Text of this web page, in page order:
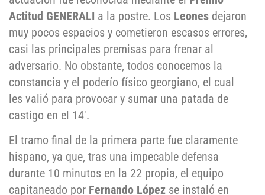
Actitud GENERALI a la postre. Los Leones dejaron
muy pocos espacios y cometieron escasos errores,
casi las principales premisas para frenar al
adversario. No obstante, todos conocemos la
constancia y el poderío físico georgiano, el cual
les valió para provocar y sumar una patada de
castigo en el 14′.
El tramo final de la primera parte fue claramente
hispano, ya que, tras una impecable defensa
durante 10 minutos en la 22 propia, el equipo
capitaneado por Fernando López se instaló en